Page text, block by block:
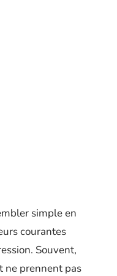
simple en
courantes
Souvent,
ne prennent pas